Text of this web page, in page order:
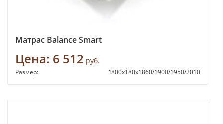
Матрас Balance Smart
Цена: 6 512 руб.
Размер: 1800х180х1860/1900/1950/2010